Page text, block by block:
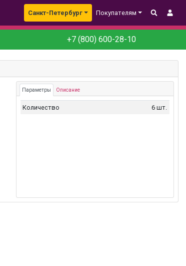
Санкт-Петербург Покупателям
+7 (800) 600-28-10
Параметры Описание
Количество 6 шт.